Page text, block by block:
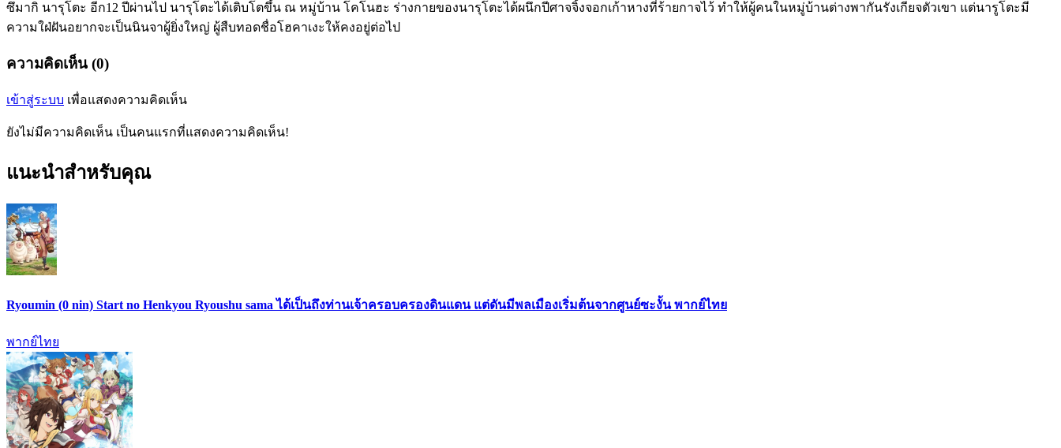
ซึมากิ นารุโตะ อีก12 ปีผ่านไป นารุโตะได้เติบโตขึ้น ณ หมู่บ้าน โคโนฮะ ร่างกายของนารุโตะได้ผนึกปีศาจจิ้งจอกเก้าหางที่ร้ายกาจไว้ ทำให้ผู้คนในหมู่บ้านต่างพากันรังเกียจตัวเขา แต่นารูโตะมี
ความใฝ่ฝันอยากจะเป็นนินจาผู้ยิ่งใหญ่ ผู้สืบทอดชื่อโฮคาเงะให้คงอยู่ต่อไป
ความคิดเห็น (0)
เข้าสู่ระบบ เพื่อแสดงความคิดเห็น
ยังไม่มีความคิดเห็น เป็นคนแรกที่แสดงความคิดเห็น!
แนะนำสำหรับคุณ
Ryoumin (0 nin) Start no Henkyou Ryoushu sama ได้เป็นถึงท่านเจ้าครอบครองดินแดน แต่ดันมีพลเมืองเริ่มต้นจากศูนย์ซะงั้น พากย์ไทย
พากย์ไทย